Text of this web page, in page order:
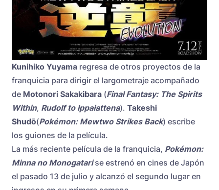
Kunihiko Yuyama regresa de otros proyectos de la
franquicia para dirigir el largometraje acompañado
de Motonori Sakakibara (Final Fantasy: The Spirits
Within, Rudolf to Ippaiattena). Takeshi
Shudō(Pokémon: Mewtwo Strikes Back) escribe
los guiones de la película.
La más reciente película de la franquicia, Pokémon:
Minna no Monogatarise estrenó en cines de Japón
el pasado 13 de julio y alcanzó el segundo lugar en